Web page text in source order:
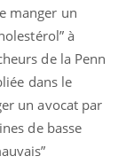
manger un
à
de la Penn
dans le
un avocat par
de basse